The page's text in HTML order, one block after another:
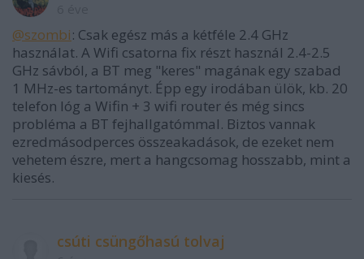
@szombi: Csak egész más a kétféle 2.4 GHz
használat. A Wifi csatorna fix részt használ 2.4-2.5
GHz sávból, a BT meg "keres" magának egy szabad
1 MHz-es tartományt. Épp egy irodában ülök, kb. 20
telefon lóg a Wifin + 3 wifi router és még sincs
probléma a BT fejhallgatómmal. Biztos vannak
ezredmásodperces összeakadások, de ezeket nem
vehetem észre, mert a hangcsomag hosszabb, mint a
kiesés.
csúti csüngőhasú tolvaj